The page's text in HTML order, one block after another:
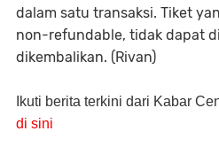
dalam satu transaksi. Tiket
non-refundable, tidak dapat
dikembalikan. (Rivan)
Ikuti berita terkini dari Kabar
di sini